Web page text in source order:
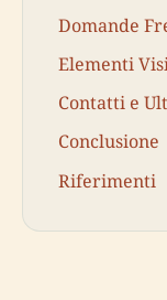
Domande
Elementi
Contatti e
Conclusione
Riferimenti